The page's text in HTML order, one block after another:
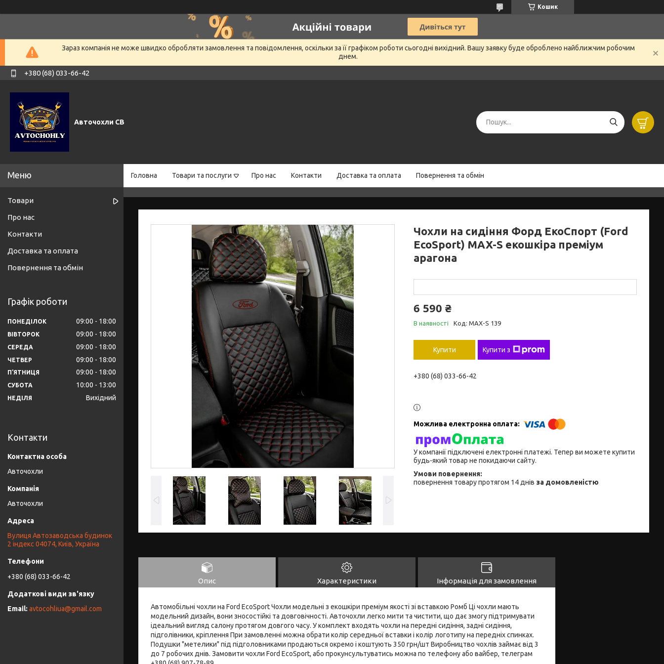
Кошик
Зараз компанія не може швидко обробляти замовлення та повідомлення, оскільки за її графіком роботи сьогодні вихідний. Вашу заявку буде оброблено найближчим робочим
днем.
+380 (68) 033-66-42
Авточохли СВ
Головна Товари та послуги Про нас Контакти Доставка та оплата Повернення та обмін
Чохли на сидіння Форд ЕкоСпорт (Ford
EcoSport) MAX-S екошкіра преміум
арагона
6 590 ₴
В наявності Код: MAX-S 139
Купити Купити з
+380 (68) 033-66-42
У компанії підключені електронні платежі. Тепер ви можете купити
будь-який товар не покидаючи сайту.
повернення товару протягом 14 днів за домовленістю
Опис Характеристики Інформація для замовлення
Автомобільні чохли на Ford EcoSport Чохли модельні з екошкіри преміум якості зі вставкою Ромб Ці чохли мають
модельний дизайн, вони зносостійкі та довговічності. Авточохли легко мити та чистити, що дає змогу підтримувати
ідеальний вигляд салону протягом довгого часу. У комплект входять чохли на передні сидіння, задні сидіння,
підголівники, кріплення При замовленні можна обрати колір середньої вставки і колір логотипу на передніх спинках.
Подушки "метелики" під підголовниками продаються окремо і коштують 350 грн/шт Виробництво чохлів займає від 3
до 7 робочих днів. Замовити чохли Ford EcoSport, або прокунсультуватись можна по телефону або вайбер, телеграм
Товари
Про нас
Контакти
Доставка та оплата
Повернення та обмін
Графік роботи
ПОНЕДІЛОК 09:00 18:00
ВІВТОРОК 09:00 18:00
СЕРЕДА 09:00 18:00
ЧЕТВЕР 09:00 18:00
ПʼЯТНИЦЯ 09:00 18:00
СУБОТА 10:00 13:00
НЕДІЛЯ Вихідний
Контакти
Авточохли
Авточохли
Вулиця Автозаводська будинок
2 індекс 04074, Київ, Україна
+380 (68) 033-66-42
avtocohliua@gmail.com